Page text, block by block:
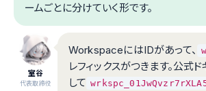
ームごとに分けていく形です。
室谷
代表取締役
WorkspaceにはIDがあって、
レフィックスがつきます。公式
して